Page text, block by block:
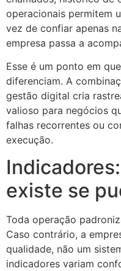
operacionais permitem
vez de confiar apenas
empresa passa a
Esse é um ponto em
diferenciam. A
gestão digital cria
valioso para negócios
falhas recorrentes ou
execução.
existe se
Toda operação
Caso contrário, a
qualidade, não um
indicadores variam